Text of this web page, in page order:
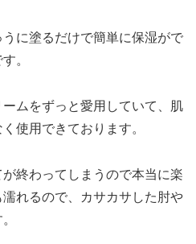
に塗るだけで簡単に保湿がで
。
ムをずっと愛用していて、肌
使用できております。
終わってしまうので本当に楽
れるので、カサカサした肘や